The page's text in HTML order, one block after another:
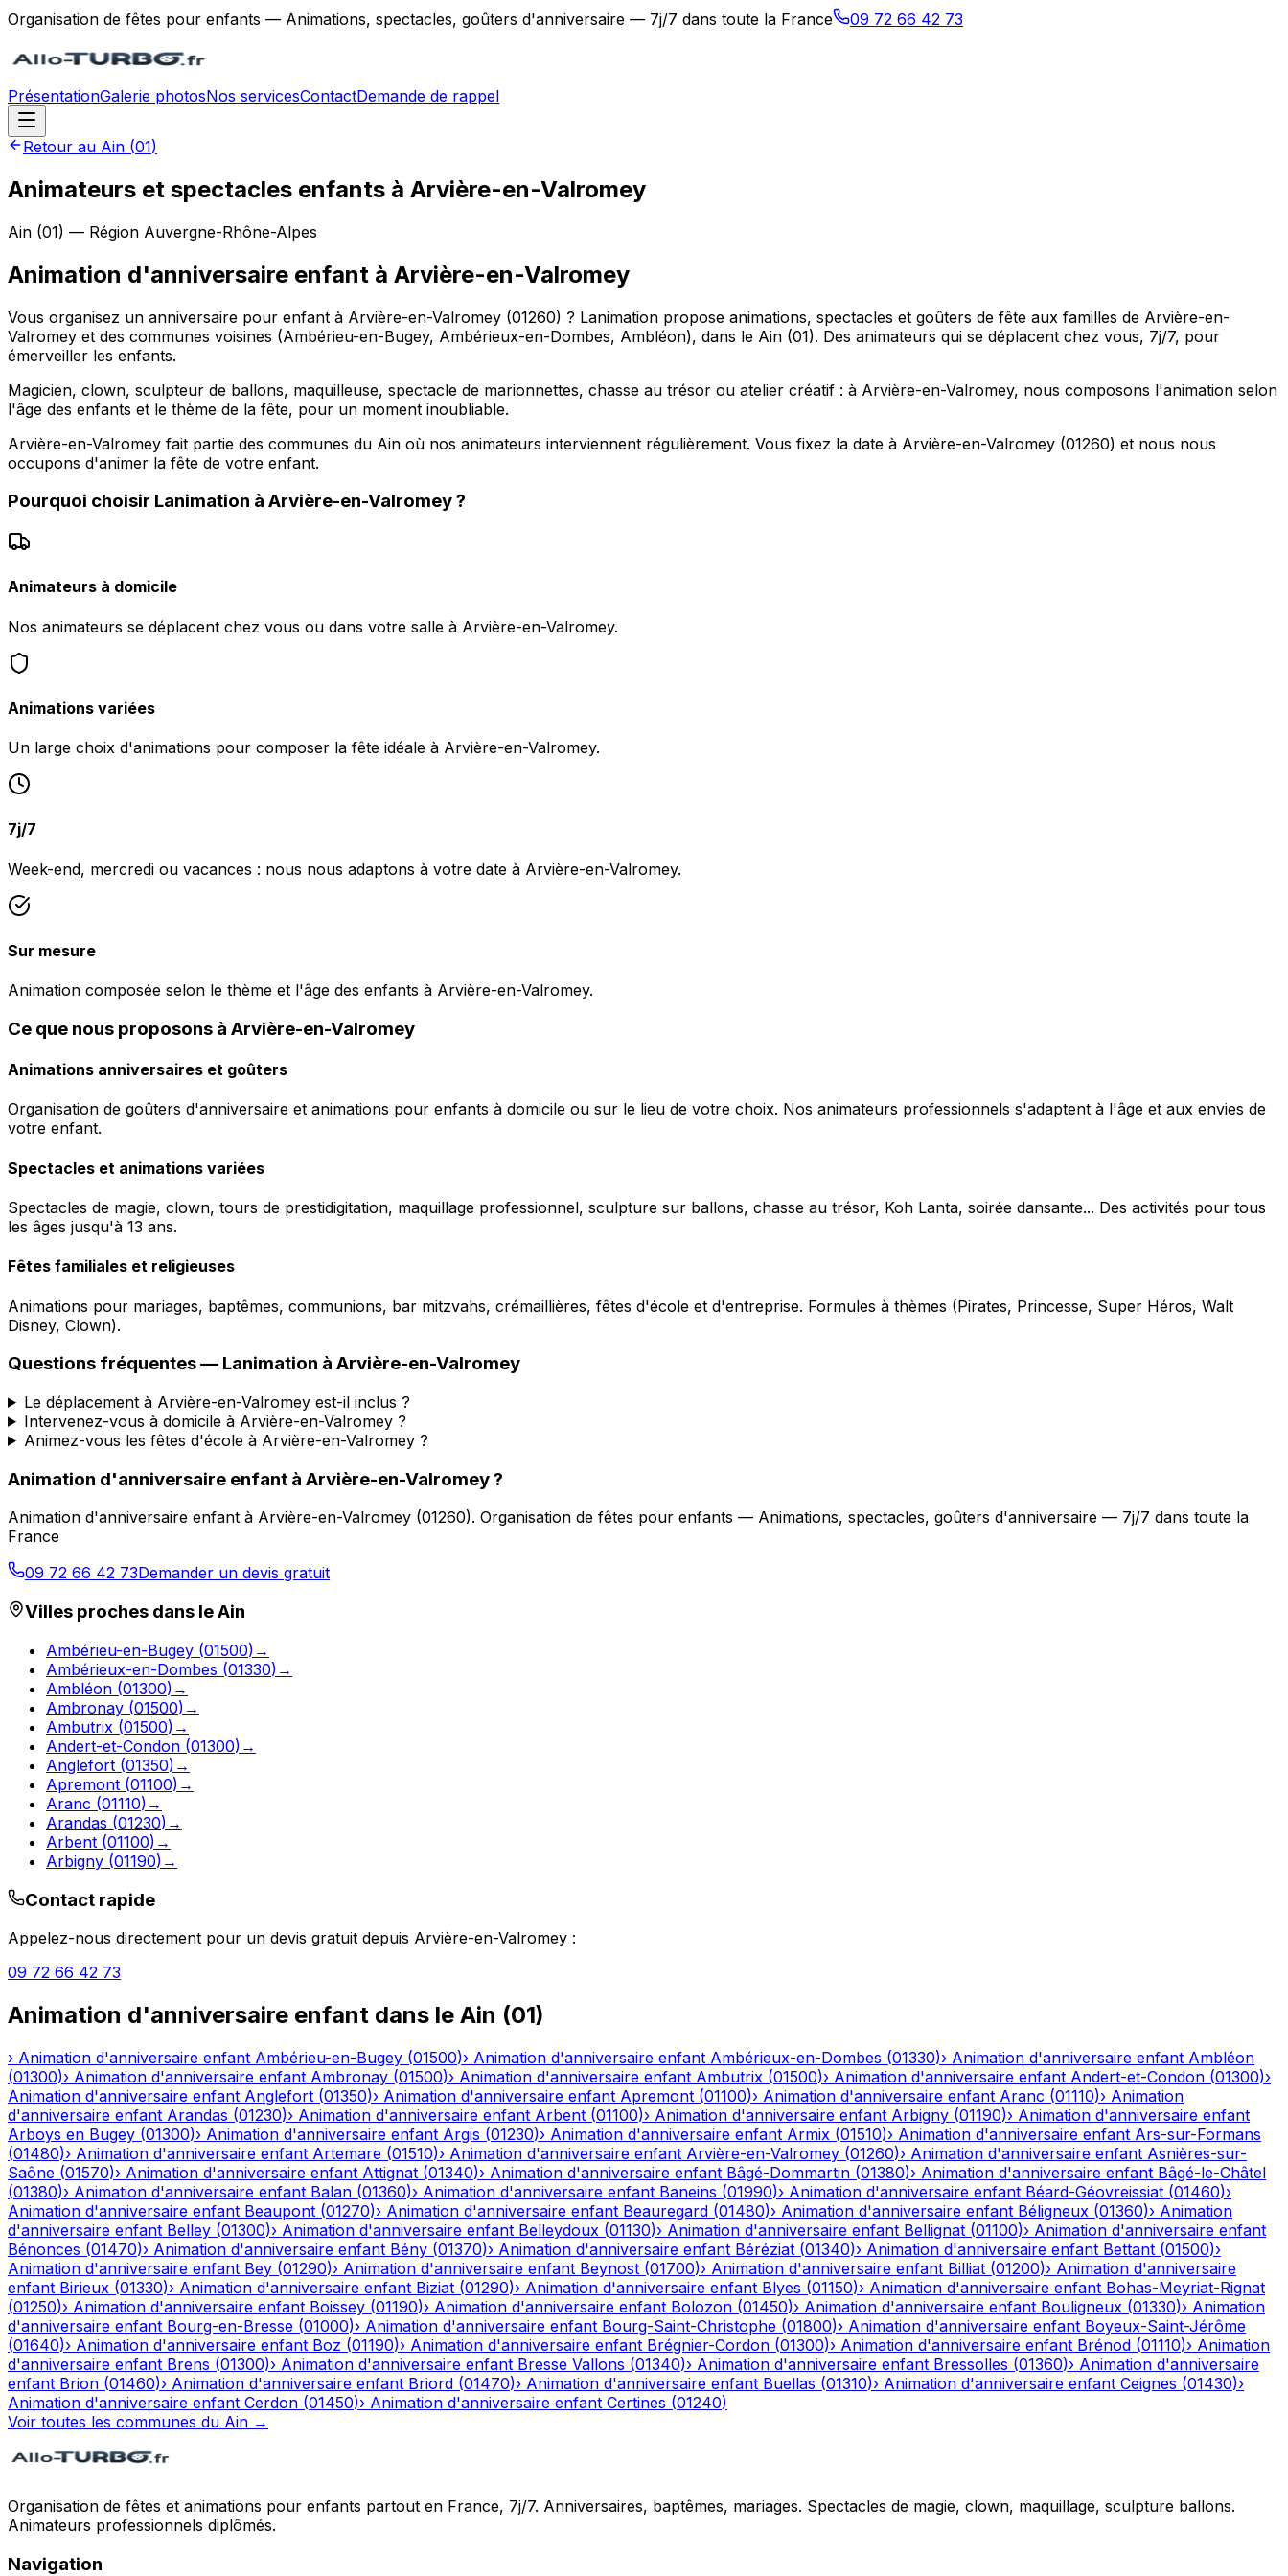
Organisation de fêtes pour enfants — Animations, spectacles, goûters d'anniversaire — 7j/7 dans toute la France 09 72 66 42 73
PrésentationGalerie photosNos servicesContactDemande de rappel
Retour au Ain (01)
Animateurs et spectacles enfants à Arvière-en-Valromey
Ain (01) — Région Auvergne-Rhône-Alpes
Animation d'anniversaire enfant à Arvière-en-Valromey
Vous organisez un anniversaire pour enfant à Arvière-en-Valromey (01260) ? Lanimation propose animations, spectacles et goûters de fête aux familles de Arvière-en-
Valromey et des communes voisines (Ambérieu-en-Bugey, Ambérieux-en-Dombes, Ambléon), dans le Ain (01). Des animateurs qui se déplacent chez vous, 7j/7, pour
émerveiller les enfants.
Magicien, clown, sculpteur de ballons, maquilleuse, spectacle de marionnettes, chasse au trésor ou atelier créatif : à Arvière-en-Valromey, nous composons l'animation selon
l'âge des enfants et le thème de la fête, pour un moment inoubliable.
Arvière-en-Valromey fait partie des communes du Ain où nos animateurs interviennent régulièrement. Vous fixez la date à Arvière-en-Valromey (01260) et nous nous
occupons d'animer la fête de votre enfant.
Pourquoi choisir Lanimation à Arvière-en-Valromey?
Animateurs à domicile
Nos animateurs se déplacent chez vous ou dans votre salle à Arvière-en-Valromey.
Animations variées
Un large choix d'animations pour composer la fête idéale à Arvière-en-Valromey.
7j/7
Week-end, mercredi ou vacances : nous nous adaptons à votre date à Arvière-en-Valromey.
Sur mesure
Animation composée selon le thème et l'âge des enfants à Arvière-en-Valromey.
Ce que nous proposons à Arvière-en-Valromey
Animations anniversaires et goûters
Organisation de goûters d'anniversaire et animations pour enfants à domicile ou sur le lieu de votre choix. Nos animateurs professionnels s'adaptent à l'âge et aux envies de
votre enfant.
Spectacles et animations variées
Spectacles de magie, clown, tours de prestidigitation, maquillage professionnel, sculpture sur ballons, chasse au trésor, Koh Lanta, soirée dansante... Des activités pour tous
les âges jusqu'à 13 ans.
Fêtes familiales et religieuses
Animations pour mariages, baptêmes, communions, bar mitzvahs, crémaillières, fêtes d'école et d'entreprise. Formules à thèmes (Pirates, Princesse, Super Héros, Walt
Disney, Clown).
Questions fréquentes — Lanimation à Arvière-en-Valromey
Le déplacement à Arvière-en-Valromey est-il inclus ?
Intervenez-vous à domicile à Arvière-en-Valromey ?
Animez-vous les fêtes d'école à Arvière-en-Valromey ?
Animation d'anniversaire enfant à Arvière-en-Valromey?
Animation d'anniversaire enfant à Arvière-en-Valromey (01260). Organisation de fêtes pour enfants — Animations, spectacles, goûters d'anniversaire — 7j/7 dans toute la
France
09 72 66 42 73Demander un devis gratuit
Villes proches dans leAin
Ambérieu-en-Bugey (01500) →
Ambérieux-en-Dombes (01330) →
Ambléon (01300) →
Ambronay (01500) →
Ambutrix (01500) →
Andert-et-Condon (01300) →
Anglefort (01350) →
Apremont (01100) →
Aranc (01110) →
Arandas (01230) →
Arbent (01100) →
Arbigny (01190) →
Contact rapide
Appelez-nous directement pour un devis gratuit depuis Arvière-en-Valromey :
09 72 66 42 73
Animation d'anniversaire enfant dans le Ain (01)
› Animation d'anniversaire enfant Ambérieu-en-Bugey (01500)› Animation d'anniversaire enfant Ambérieux-en-Dombes (01330)› Animation d'anniversaire enfant Ambléon
(01300)› Animation d'anniversaire enfant Ambronay (01500)› Animation d'anniversaire enfant Ambutrix (01500)› Animation d'anniversaire enfant Andert-et-Condon (01300)›
Animation d'anniversaire enfant Anglefort (01350)› Animation d'anniversaire enfant Apremont (01100)› Animation d'anniversaire enfant Aranc (01110)› Animation
d'anniversaire enfant Arandas (01230)› Animation d'anniversaire enfant Arbent (01100)› Animation d'anniversaire enfant Arbigny (01190)› Animation d'anniversaire enfant
Arboys en Bugey (01300)› Animation d'anniversaire enfant Argis (01230)› Animation d'anniversaire enfant Armix (01510)› Animation d'anniversaire enfant Ars-sur-Formans
(01480)› Animation d'anniversaire enfant Artemare (01510)› Animation d'anniversaire enfant Arvière-en-Valromey (01260)› Animation d'anniversaire enfant Asnières-sur-
Saône (01570)› Animation d'anniversaire enfant Attignat (01340)› Animation d'anniversaire enfant Bâgé-Dommartin (01380)› Animation d'anniversaire enfant Bâgé-le-Châtel
(01380)› Animation d'anniversaire enfant Balan (01360)› Animation d'anniversaire enfant Baneins (01990)› Animation d'anniversaire enfant Béard-Géovreissiat (01460)›
Animation d'anniversaire enfant Beaupont (01270)› Animation d'anniversaire enfant Beauregard (01480)› Animation d'anniversaire enfant Béligneux (01360)› Animation
d'anniversaire enfant Belley (01300)› Animation d'anniversaire enfant Belleydoux (01130)› Animation d'anniversaire enfant Bellignat (01100)› Animation d'anniversaire enfant
Bénonces (01470)› Animation d'anniversaire enfant Bény (01370)› Animation d'anniversaire enfant Béréziat (01340)› Animation d'anniversaire enfant Bettant (01500)›
Animation d'anniversaire enfant Bey (01290)› Animation d'anniversaire enfant Beynost (01700)› Animation d'anniversaire enfant Billiat (01200)› Animation d'anniversaire
enfant Birieux (01330)› Animation d'anniversaire enfant Biziat (01290)› Animation d'anniversaire enfant Blyes (01150)› Animation d'anniversaire enfant Bohas-Meyriat-Rignat
(01250)› Animation d'anniversaire enfant Boissey (01190)› Animation d'anniversaire enfant Bolozon (01450)› Animation d'anniversaire enfant Bouligneux (01330)› Animation
d'anniversaire enfant Bourg-en-Bresse (01000)› Animation d'anniversaire enfant Bourg-Saint-Christophe (01800)› Animation d'anniversaire enfant Boyeux-Saint-Jérôme
(01640)› Animation d'anniversaire enfant Boz (01190)› Animation d'anniversaire enfant Brégnier-Cordon (01300)› Animation d'anniversaire enfant Brénod (01110)› Animation
d'anniversaire enfant Brens (01300)› Animation d'anniversaire enfant Bresse Vallons (01340)› Animation d'anniversaire enfant Bressolles (01360)› Animation d'anniversaire
enfant Brion (01460)› Animation d'anniversaire enfant Briord (01470)› Animation d'anniversaire enfant Buellas (01310)› Animation d'anniversaire enfant Ceignes (01430)›
Animation d'anniversaire enfant Cerdon (01450)› Animation d'anniversaire enfant Certines (01240)
Voir toutes les communes du Ain →
Organisation de fêtes et animations pour enfants partout en France, 7j/7. Anniversaires, baptêmes, mariages. Spectacles de magie, clown, maquillage, sculpture ballons.
Animateurs professionnels diplômés.
Navigation